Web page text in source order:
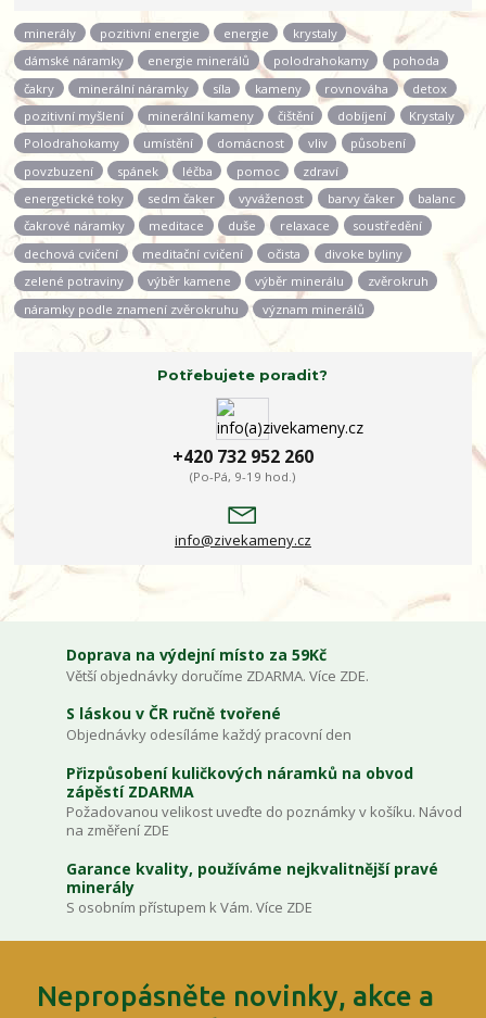
minerály pozitivní energie energie
krystaly
dámské náramky
energie minerálů polodrahokamy
pohoda
čakry
minerální náramky síla kameny rovnováha
detox
pozitivní myšlení
minerální kameny čištění dobíjení
Krystaly
Polodrahokamy
umístění domácnost vliv
působení
povzbuzení
spánek léčba pomoc
zdraví
energetické toky
sedm čaker vyváženost barvy čaker
balanc
čakrové náramky
meditace duše relaxace
soustředění
dechová cvičení
meditační cvičení očista
divoke byliny
zelené potraviny
výběr kamene výběr minerálu
zvěrokruh
náramky podle znamení zvěrokruhu
význam minerálů
Potřebujete poradit?
+420 732 952 260
(Po-Pá, 9-19 hod.)
info@zivekameny.cz
Doprava na výdejní místo za 59Kč
Větší objednávky doručíme ZDARMA. Více ZDE.
S láskou v ČR ručně tvořené
Objednávky odesíláme každý pracovní den
Přizpůsobení kuličkových náramků na obvod
zápěstí ZDARMA
Požadovanou velikost uveďte do poznámky v košíku. Návod
na změření ZDE
Garance kvality, používáme nejkvalitnější pravé
minerály
S osobním přístupem k Vám. Více ZDE
Nepropásněte novinky, akce a